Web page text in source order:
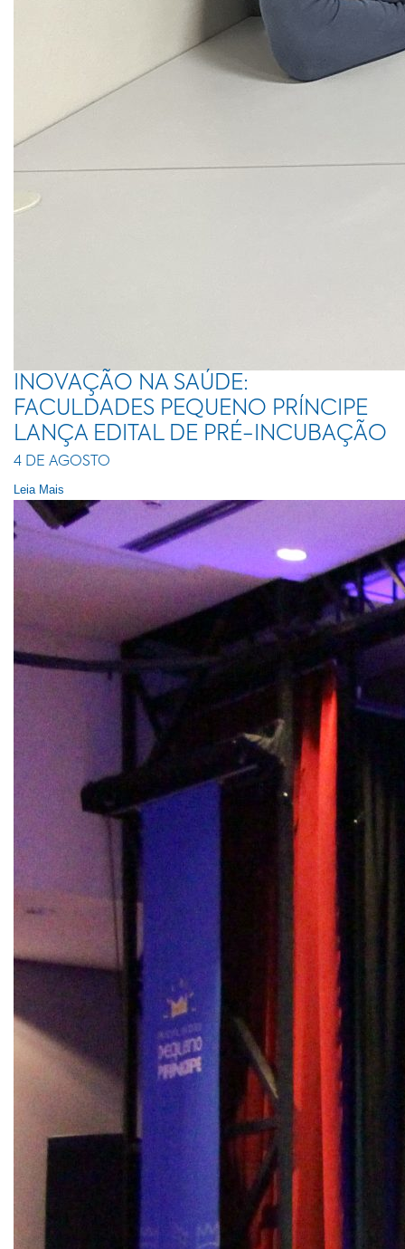
INOVAÇÃO NA SAÚDE:
FACULDADES PEQUENO PRÍNCIPE
LANÇA EDITAL DE PRÉ-INCUBAÇÃO
4 DE AGOSTO
Leia Mais